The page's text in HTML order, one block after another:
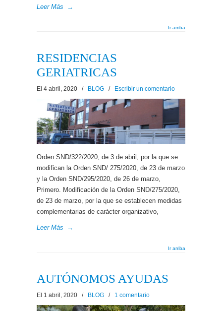
Leer Más →
Ir arriba
RESIDENCIAS
GERIATRICAS
El 4 abril, 2020 / BLOG / Escribir un comentario
Orden SND/322/2020, de 3 de abril, por la que se
modifican la Orden SND/ 275/2020, de 23 de marzo
y la Orden SND/295/2020, de 26 de marzo,
Primero. Modificación de la Orden SND/275/2020,
de 23 de marzo, por la que se establecen medidas
complementarias de carácter organizativo,
Leer Más →
Ir arriba
AUTÓNOMOS AYUDAS
El 1 abril, 2020 / BLOG / 1 comentario